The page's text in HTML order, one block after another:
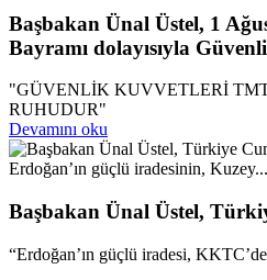
Başbakan Ünal Üstel, 1
Bayramı dolayısıyla
"GÜVENLİK KUVVETLERİ
RUHUDUR"
Devamını oku
Başbakan Ünal Üstel,
“Erdoğan’ın güçlü iradesi,